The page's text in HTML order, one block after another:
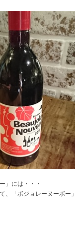
」には・・・
、「ボジョレーヌーボー